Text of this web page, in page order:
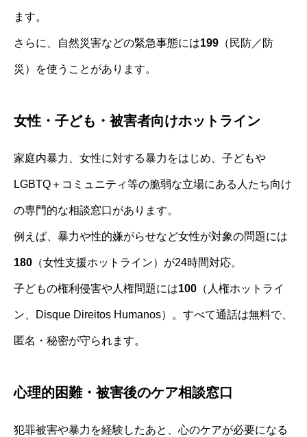
ます。
さらに、自然災害などの緊急事態には199 （民防／防
災）を使うことがあります。
女性・子ども・被害者向けホットライン
家庭内暴力、女性に対する暴力をはじめ、子どもや
LGBTQ＋コミュニティ等の脆弱な立場にある人たち向け
の専門的な相談窓口があります。
例えば、暴力や性的嫌がらせなど女性が対象の問題には
180 （女性支援ホットライン）が24時間対応。
子どもの権利侵害や人権問題には100 （人権ホットライ
ン、Disque Direitos Humanos）。すべて通話は無料で、
匿名・秘密が守られます。
心理的困難・被害後のケア相談窓口
犯罪被害や暴力を経験したあと、心のケアが必要になる